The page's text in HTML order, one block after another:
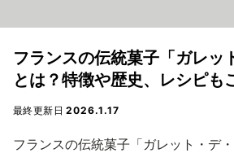
フランスの伝統菓子「ガレッ
とは？特徴や歴史、レシピも
最終更新日2026.1.17
フランスの伝統菓子「ガレット・デ